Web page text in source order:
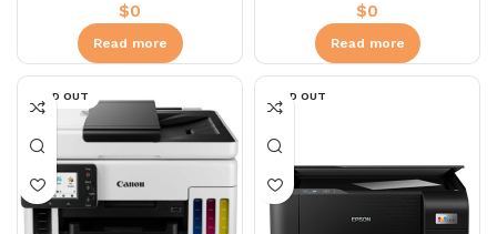
$0
Read more
$0
Read more
SOLD OUT SOLD OUT